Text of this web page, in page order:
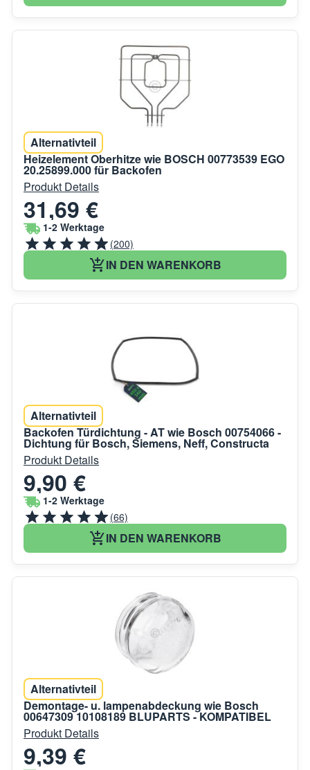
Alternativteil
Heizelement Oberhitze wie BOSCH 00773539 EGO
20.25899.000 für Backofen
Produkt Details
31,69 €
1-2 Werktage
(200)
IN DEN WARENKORB
Alternativteil
Backofen Türdichtung - AT wie Bosch 00754066 -
Dichtung für Bosch, Siemens, Neff, Constructa
Produkt Details
9,90 €
1-2 Werktage
(66)
IN DEN WARENKORB
Alternativteil
Demontage- u. lampenabdeckung wie Bosch
00647309 10108189 BLUPARTS - KOMPATIBEL
Produkt Details
9,39 €